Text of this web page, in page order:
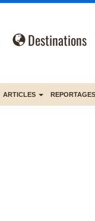
Destinations
ARTICLES REPORTAGES